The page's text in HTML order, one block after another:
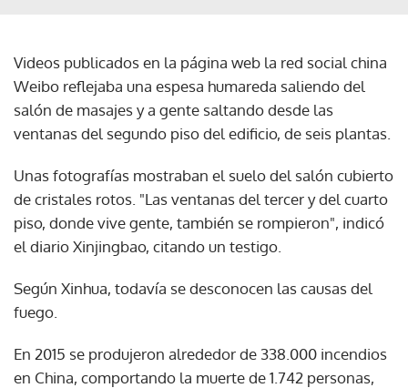
Videos publicados en la página web la red social china
Weibo reflejaba una espesa humareda saliendo del
salón de masajes y a gente saltando desde las
ventanas del segundo piso del edificio, de seis plantas.
Unas fotografías mostraban el suelo del salón cubierto
de cristales rotos. "Las ventanas del tercer y del cuarto
piso, donde vive gente, también se rompieron", indicó
el diario Xinjingbao, citando un testigo.
Según Xinhua, todavía se desconocen las causas del
fuego.
En 2015 se produjeron alrededor de 338.000 incendios
en China, comportando la muerte de 1.742 personas,